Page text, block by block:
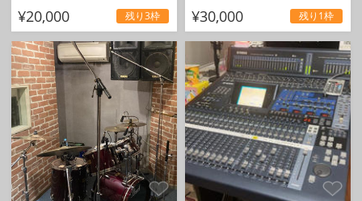
¥20,000 残り3枠 ¥30,000 残り1枠